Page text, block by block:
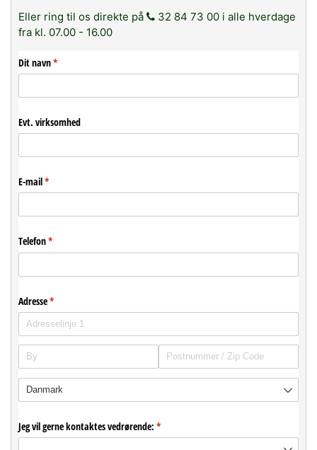
Eller ring til os direkte på
32 84 73 00 i alle hverdage
fra kl. 07.00 - 16.00
Dit navn*
(påkrævet)
Evt. virksomhed
E-mail*
(påkrævet)
Telefon*
(påkrævet)
Adresse*
(påkrævet)
Jeg vil gerne kontaktes vedrørende: *
(påkrævet)